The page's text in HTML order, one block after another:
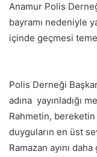
Anamur Polis
bayramı nedeniyle
içinde geçmesi
Polis Derneği
adına yayınladığı
Rahmetin,
duyguların en üst
Ramazan ayını